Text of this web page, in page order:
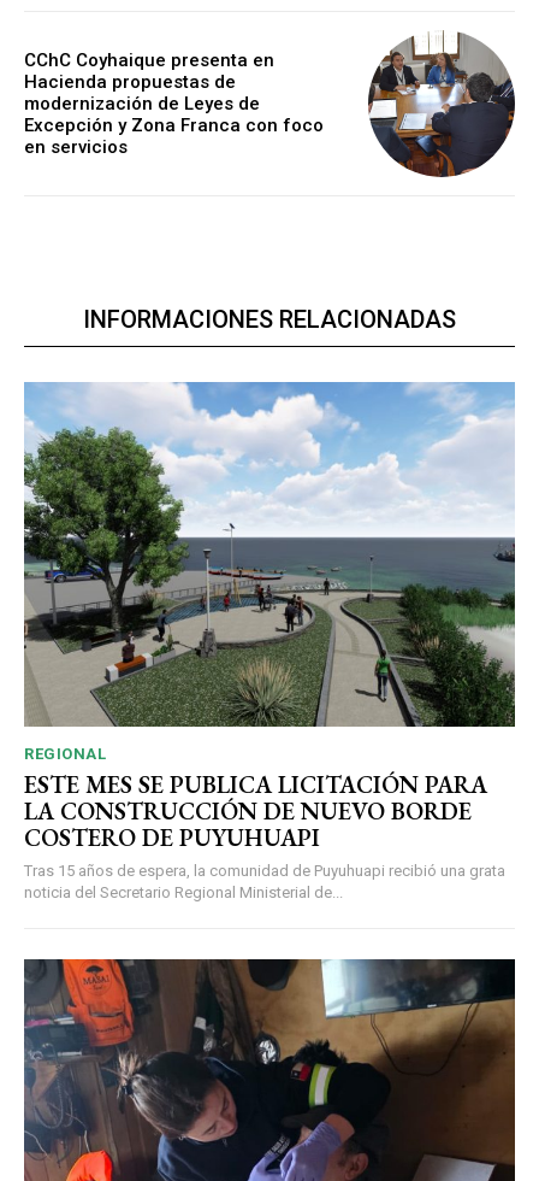
CChC Coyhaique presenta en
Hacienda propuestas de
modernización de Leyes de
Excepción y Zona Franca con foco
en servicios
INFORMACIONES RELACIONADAS
REGIONAL
ESTE MES SE PUBLICA LICITACIÓN PARA
LA CONSTRUCCIÓN DE NUEVO BORDE
COSTERO DE PUYUHUAPI
Tras 15 años de espera, la comunidad de Puyuhuapi recibió una grata
noticia del Secretario Regional Ministerial de...